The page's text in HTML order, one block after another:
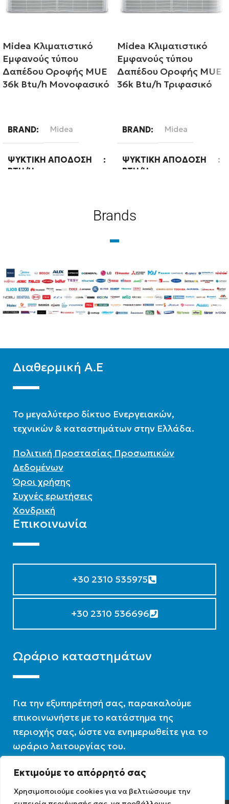
Εκτιμούμε το απόρρητό σας
Χρησιμοποιούμε cookies για να βελτιώσουμε την
Midea Κλιματιστικό
Εμφανούς τύπου
Δαπέδου Οροφής MUE
36k Btu/h Μονοφασικό
BRAND Midea
ΨΥΚΤΙΚΉ ΑΠΌΔΟΣΗ
BTU/H
Midea Κλιματιστικό
Εμφανούς τύπου
Δαπέδου Οροφής MUE
36k Btu/h Τριφασικό
BRAND Midea
ΨΥΚΤΙΚΉ ΑΠΌΔΟΣΗ
BTU/H
Brands
Διαθερμική Α.Ε
To μεγαλύτερο δίκτυο Ενεργειακών,
τεχνικών & καταστημάτων στην Ελλάδα.
Πολιτική Προστασίας Προσωπικών
Δεδομένων
Όροι χρήσης
Συχνές ερωτήσεις
Χονδρική
Επικοινωνία
+30 2310 535975
+30 2310 536696
Ωράριο καταστημάτων
Για την εξυπηρέτησή σας, παρακαλούμε
επικοινωνήστε με το κατάστημα της
περιοχής σας, ώστε να ενημερωθείτε για το
ωράριο λειτουργίας του.
Ωράριο λειτουργίας : 07:30 – 16:00